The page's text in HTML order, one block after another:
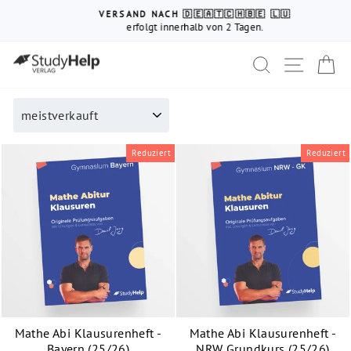
Zum Inhalt springen
Fußzeile springen
Barrierefreiheits-Widget öffnen
Pause
VERSAND NACH 🇩🇪🇦🇹🇨🇭🇧🇪 🇱🇺
erfolgt innerhalb von 2 Tagen.
Suche
Reduziert
Mathe Abi Klausurenheft -
Reduziert
Mathe Abi Klausurenheft -